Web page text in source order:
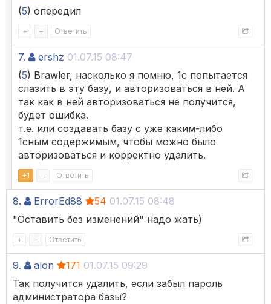
(5) опередил
+ – Ответить
7. ershz 01.07.15 08:47
(5) Brawler, насколько я помню, 1с попытается
слазить в эту базу, и авторизоваться в ней. А
так как в ней авторизоваться не получится,
будет ошибка.
т.е. или создавать базу с уже каким-либо
1сным содержимым, чтобы можно было
авторизоваться и корректно удалить.
+1 – Ответить
8. ErrorEd88 54 01.07.15 08:48
"Оставить без изменений" надо жать)
+ – Ответить
9. alon 171 01.07.15 09:29
Так получится удалить, если забыл пароль
администратора базы?